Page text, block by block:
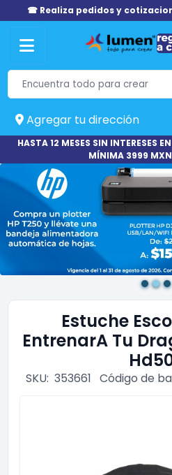
☎ Realiza pedidos y
Agregar tu dirección
HASTA 12 MESES SIN INTERESES
MÍNIMA 3999
Estuche
EntrenarA Tu
SKU: 353661 Código de